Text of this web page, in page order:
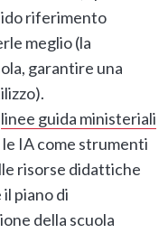
riferimento
meglio (la
garantire una
linee guida ministeriali
le IA come strumenti
risorse didattiche
piano di
della scuola